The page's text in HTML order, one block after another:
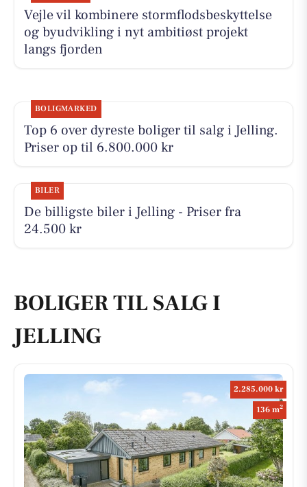
Vejle vil kombinere stormflodsbeskyttelse
og byudvikling i nyt ambitiøst projekt
langs fjorden
BOLIGMARKED
Top 6 over dyreste boliger til salg i Jelling.
Priser op til 6.800.000 kr
BILER
De billigste biler i Jelling - Priser fra
24.500 kr
BOLIGER TIL SALG I
JELLING
2.285.000 kr
136 m2